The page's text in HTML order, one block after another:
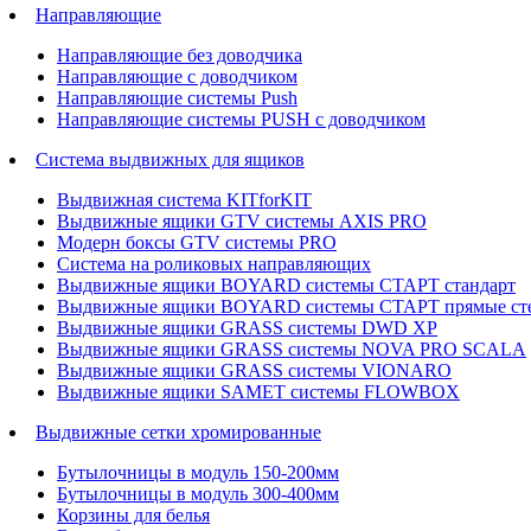
Направляющие
Направляющие без доводчика
Направляющие с доводчиком
Направляющие системы Push
Направляющие системы PUSH с доводчиком
Система выдвижных для ящиков
Выдвижная система KITforKIT
Выдвижные ящики GTV системы AXIS PRO
Модерн боксы GTV системы PRO
Система на роликовых направляющих
Выдвижные ящики BOYARD системы СТАРТ стандарт
Выдвижные ящики BOYARD системы СТАРТ прямые
Выдвижные ящики GRASS системы DWD XP
Выдвижные ящики GRASS системы NOVA PRO SCALA
Выдвижные ящики GRASS системы VIONARO
Выдвижные ящики SAMET системы FLOWBOX
Выдвижные сетки хромированные
Бутылочницы в модуль 150-200мм
Бутылочницы в модуль 300-400мм
Корзины для белья